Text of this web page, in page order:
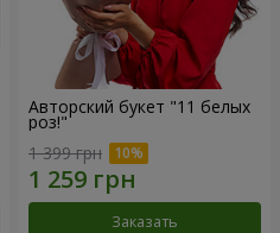
Авторский букет "11 белых
роз!"
1 399 грн
Заказать